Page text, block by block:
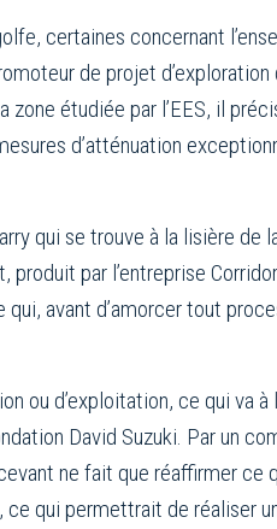
certaines concernant
de projet
étudiée par l’EES, il
d’atténuation
qui se trouve à la lisière de
par l’entreprise
avant d’amorcer tout
ou d’exploitation, ce qui va
David Suzuki. Par un
ne fait que réaffirmer
qui permettrait de réaliser